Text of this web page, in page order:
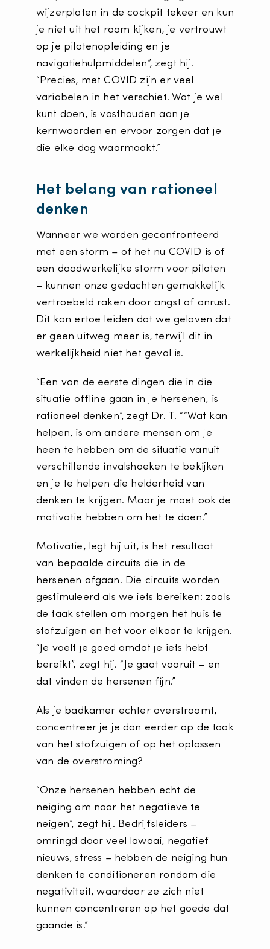
wijzerplaten in de cockpit tekeer en kun
je niet uit het raam kijken, je vertrouwt
op je pilotenopleiding en je
navigatiehulpmiddelen”, zegt hij.
“Precies, met COVID zijn er veel
variabelen in het verschiet. Wat je wel
kunt doen, is vasthouden aan je
kernwaarden en ervoor zorgen dat je
die elke dag waarmaakt.”
Het belang van rationeel
denken
Wanneer we worden geconfronteerd
met een storm – of het nu COVID is of
een daadwerkelijke storm voor piloten
– kunnen onze gedachten gemakkelijk
vertroebeld raken door angst of onrust.
Dit kan ertoe leiden dat we geloven dat
er geen uitweg meer is, terwijl dit in
werkelijkheid niet het geval is.
“Een van de eerste dingen die in die
situatie offline gaan in je hersenen, is
rationeel denken”, zegt Dr. T. ““Wat kan
helpen, is om andere mensen om je
heen te hebben om de situatie vanuit
verschillende invalshoeken te bekijken
en je te helpen die helderheid van
denken te krijgen. Maar je moet ook de
motivatie hebben om het te doen.”
Motivatie, legt hij uit, is het resultaat
van bepaalde circuits die in de
hersenen afgaan. Die circuits worden
gestimuleerd als we iets bereiken: zoals
de taak stellen om morgen het huis te
stofzuigen en het voor elkaar te krijgen.
“Je voelt je goed omdat je iets hebt
bereikt”, zegt hij. “Je gaat vooruit – en
dat vinden de hersenen fijn.”
Als je badkamer echter overstroomt,
concentreer je je dan eerder op de taak
van het stofzuigen of op het oplossen
van de overstroming?
“Onze hersenen hebben echt de
neiging om naar het negatieve te
neigen”, zegt hij. Bedrijfsleiders –
omringd door veel lawaai, negatief
nieuws, stress – hebben de neiging hun
denken te conditioneren rondom die
negativiteit, waardoor ze zich niet
kunnen concentreren op het goede dat
gaande is.”